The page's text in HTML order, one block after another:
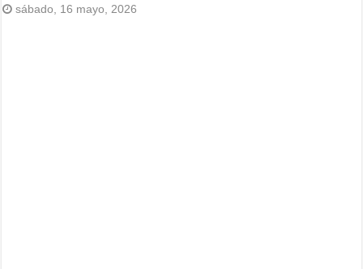
sábado, 16 mayo, 2026